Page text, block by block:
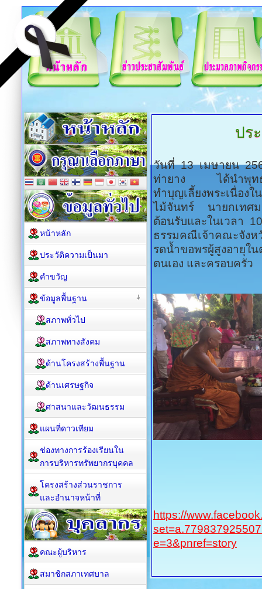
ปร
วันที่ 13 เมษายน
ท่ายาง ได้นำพุทธศ
ทำบุญเลี้ยงพระเนื่อง
ไม้จันทร์ นายกเทศ
ต้อนรับและในเวลา
ธรรมคณีเจ้าคณะจัง
รดน้ำขอพรผู้สูงอายุใ
ตนเอง และครอบครัว
https://
e=3&pnref=story
หน้าหลัก
ประวัติความเป็นมา
คำขวัญ
ข้อมูลพื้นฐาน
สภาพทั่วไป
สภาพทางสังคม
ด้านโครงสร้างพื้นฐาน
ด้านเศรษฐกิจ
ศาสนาและวัฒนธรรม
แผนที่ดาวเทียม
ช่องทางการร้องเรียนใน
การบริหารทรัพยากรบุคคล
โครงสร้างส่วนราชการ
และอำนาจหน้าที่
คณะผู้บริหาร
สมาชิกสภาเทศบาล